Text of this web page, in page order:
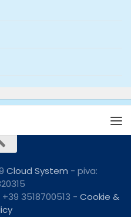
Cloud System - piva:
3518700513 - Cookie &